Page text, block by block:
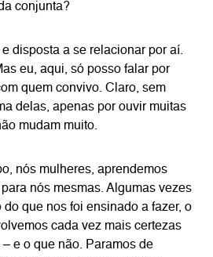
conjunta?
e disposta a se relacionar por aí.
eu, aqui, só posso falar por
quem convivo. Claro, sem
delas, apenas por ouvir muitas
mudam muito.
nós mulheres, aprendemos
nós mesmas. Algumas vezes
que nos foi ensinado a fazer, o
cada vez mais certezas
e o que não. Paramos de